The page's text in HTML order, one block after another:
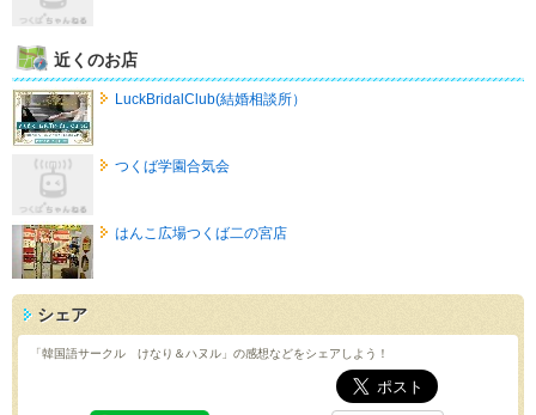
近くのお店
LuckBridalClub(結婚相談所）
つくば学園合気会
はんこ広場つくば二の宮店
シェア
「韓国語サークル けなり＆ハヌル」の感想などをシェアしよう！